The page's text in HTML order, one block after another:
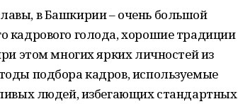
в Башкирии – очень большой
кадрового голода, хорошие традиции
этом многих ярких личностей из
подбора кадров, используемые
людей, избегающих стандартных